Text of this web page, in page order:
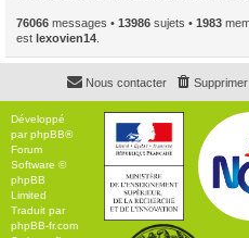
76066 messages • 13986 sujets • 1983
est lexovien14
Nous contacter
Développé
parphpBB®
Forum
Software ©
phpBB
Limited
Traduit par
phpBB-fr.com